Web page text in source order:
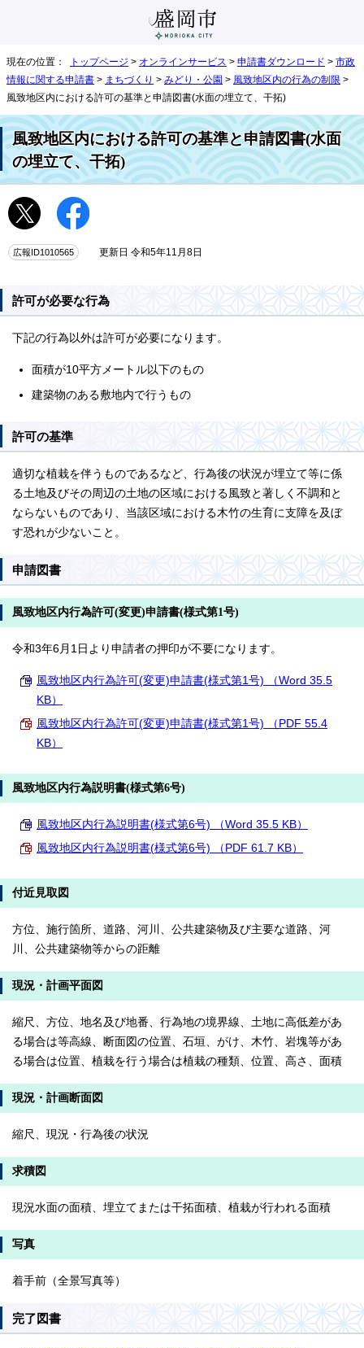
現在の位置： トップページ > オンラインサービス > 申請書ダウンロード > 市政
情報に関する申請書 > まちづくり > みどり・公園 > 風致地区内の行為の制限 >
風致地区内における許可の基準と申請図書(水面の埋立て、干拓)
風致地区内における許可の基準と申請図書(水面
の埋立て、干拓)
広報ID1010565 更新日 令和5年11月8日
許可が必要な行為
下記の行為以外は許可が必要になります。
面積が10平方メートル以下のもの
建築物のある敷地内で行うもの
許可の基準
適切な植栽を伴うものであるなど、行為後の状況が埋立て等に係
る土地及びその周辺の土地の区域における風致と著しく不調和と
ならないものであり、当該区域における木竹の生育に支障を及ぼ
す恐れが少ないこと。
申請図書
風致地区内行為許可(変更)申請書(様式第1号)
令和3年6月1日より申請者の押印が不要になります。
風致地区内行為許可(変更)申請書(様式第1号) （Word 35.5
KB）
風致地区内行為許可(変更)申請書(様式第1号) （PDF 55.4
KB）
風致地区内行為説明書(様式第6号)
風致地区内行為説明書(様式第6号) （Word 35.5 KB）
風致地区内行為説明書(様式第6号) （PDF 61.7 KB）
付近見取図
方位、施行箇所、道路、河川、公共建築物及び主要な道路、河
川、公共建築物等からの距離
現況・計画平面図
縮尺、方位、地名及び地番、行為地の境界線、土地に高低差があ
る場合は等高線、断面図の位置、石垣、がけ、木竹、岩塊等があ
る場合は位置、植栽を行う場合は植栽の種類、位置、高さ、面積
現況・計画断面図
縮尺、現況・行為後の状況
求積図
現況水面の面積、埋立てまたは干拓面積、植栽が行われる面積
写真
着手前（全景写真等）
完了図書